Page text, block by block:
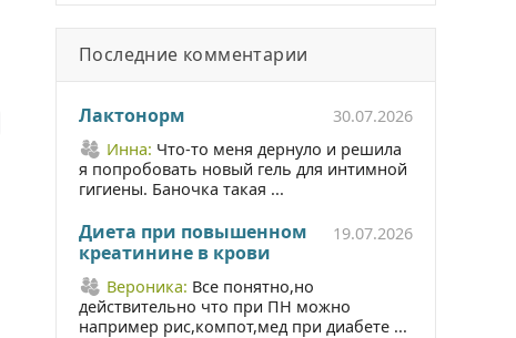
Последние комментарии
Лактонорм
30.07.2026
Инна: Что-то меня дернуло и решила
я попробовать новый гель для интимной
гигиены. Баночка такая ...
Диета при повышенном
креатинине в крови
19.07.2026
Вероника: Все понятно,но
действительно что при ПН можно
например рис,компот,мед при диабете ...